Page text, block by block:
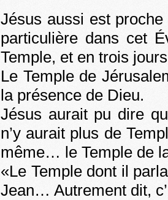
Jésus aussi est
particulière dans cet
Temple, et en trois
Le Temple de
la présence de Dieu.
Jésus aurait pu dire
n’y aurait plus de
même… le Temple de
«Le Temple dont il
Jean… Autrement dit,